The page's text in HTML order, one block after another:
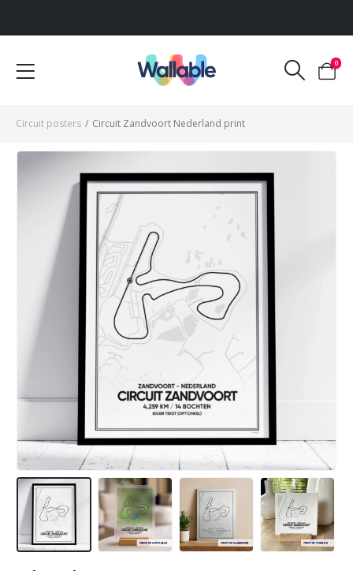
Voor 12:00 uur besteld, dezelfde werkdag verzonden
0
Circuit posters / Circuit Zandvoort Nederland print